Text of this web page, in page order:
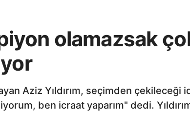
olamazsak
Aziz Yıldırım, seçimden çekileceği
ben icraat yaparım" dedi.